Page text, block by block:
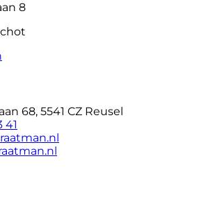
8
68, 5541 CZ Reusel
41